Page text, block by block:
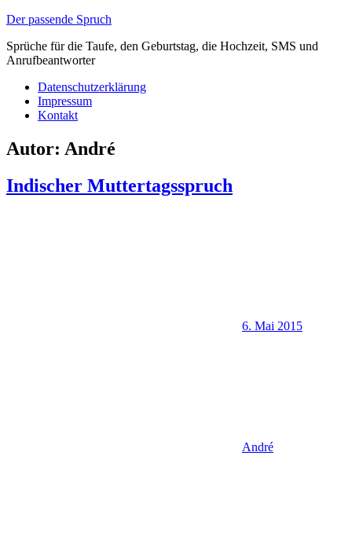
Zum
springen
Der passende Spruch
Sprüche für die Taufe, den Geburtstag, die Hochzeit, SMS und
Anrufbeantworter
Datenschutzerklärung
Impressum
Kontakt
Autor: André
Indischer Muttertagsspruch
6. Mai 2015
André